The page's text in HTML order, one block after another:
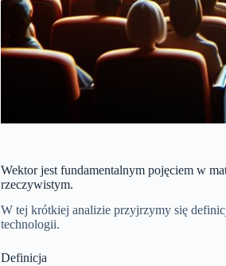
Wektor jest fundamentalnym pojęciem w
rzeczywistym.
W tej krótkiej analizie przyjrzymy się
technologii.
Definicja